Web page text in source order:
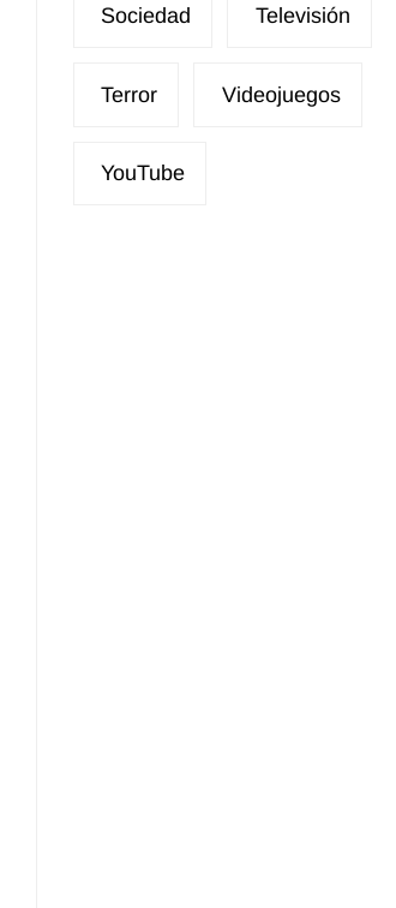
Sociedad Televisión
Terror Videojuegos
YouTube